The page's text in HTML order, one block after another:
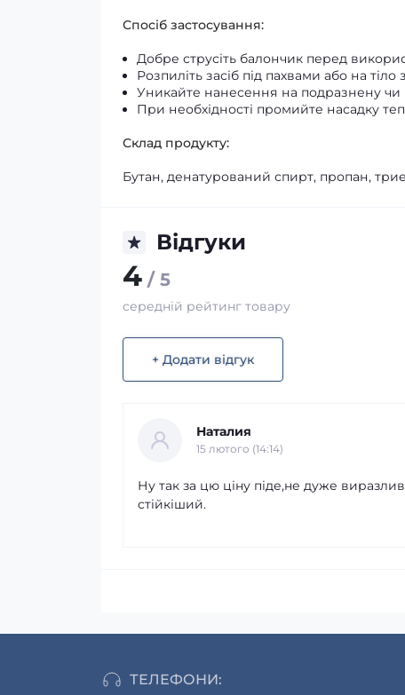
Спосіб застосування:
Добре струсіть балончик перед
Розпиліть засіб під пахвами або на тіло
Уникайте нанесення на подразнену
При необхідності промийте насадку
Склад продукту:
Бутан, денатурований спирт, пропан,
Відгуки
4 / 5
середній рейтинг товару
+ Додати відгук
Наталия
15 лютого (14:14)
Ну так за цю ціну піде,не дуже
стійкіший.
ТЕЛЕФОНИ: